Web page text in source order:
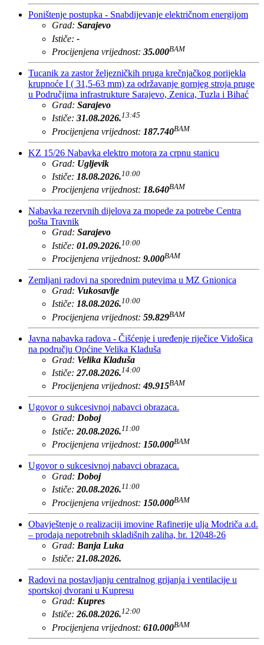
Poništenje postupka - Snabdijevanje električnom energijom
Grad: Sarajevo
Ističe: -
Procijenjena vrijednost: 35.000BAM
Tucanik za zastor željezničkih pruga krečnjačkog porijekla
krupnoće I ( 31,5-63 mm) za održavanje gornjeg stroja pruge
u Područjima infrastrukture Sarajevo, Zenica, Tuzla i Bihać
Grad: Sarajevo
Ističe: 31.08.2026.13:45
Procijenjena vrijednost: 187.740BAM
KZ 15/26 Nabavka elektro motora za crpnu stanicu
Grad: Ugljevik
Ističe: 18.08.2026.10:00
Procijenjena vrijednost: 18.640BAM
Nabavka rezervnih dijelova za mopede za potrebe Centra
pošta Travnik
Grad: Sarajevo
Ističe: 01.09.2026.10:00
Procijenjena vrijednost: 9.000BAM
Zemljani radovi na sporednim putevima u MZ Gnionica
Grad: Vukosavlje
Ističe: 18.08.2026.10:00
Procijenjena vrijednost: 59.829BAM
Javna nabavka radova - Čišćenje i uređenje riječice Vidošica
na području Općine Velika Kladuša
Grad: Velika Kladuša
Ističe: 27.08.2026.14:00
Procijenjena vrijednost:49.915BAM
Ugovor o sukcesivnoj nabavci obrazaca.
Grad: Doboj
Ističe: 20.08.2026.11:00
Procijenjena vrijednost: 150.000BAM
Ugovor o sukcesivnoj nabavci obrazaca.
Grad: Doboj
Ističe: 20.08.2026.11:00
Procijenjena vrijednost: 150.000BAM
Obavještenje o realizaciji imovine Rafinerije ulja Modriča a.d.
– prodaja nepotrebnih skladišnih zaliha, br. 12048-26
Grad: Banja Luka
Ističe: 21.08.2026.
Radovi na postavljanju centralnog grijanja i ventilacije u
sportskoj dvorani u Kupresu
Grad: Kupres
Ističe: 26.08.2026.12:00
Procijenjena vrijednost: 610.000BAM